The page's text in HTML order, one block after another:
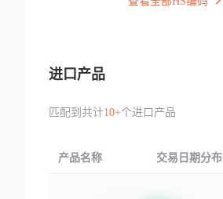
进口产品
匹配到共计10+个进口产品
产品名称 交易日期分布